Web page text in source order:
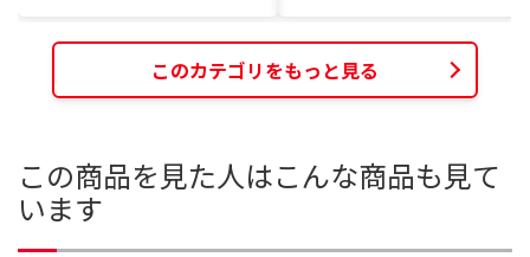
このカテゴリをもっと見る
この商品を見た人はこんな商品も見て
います